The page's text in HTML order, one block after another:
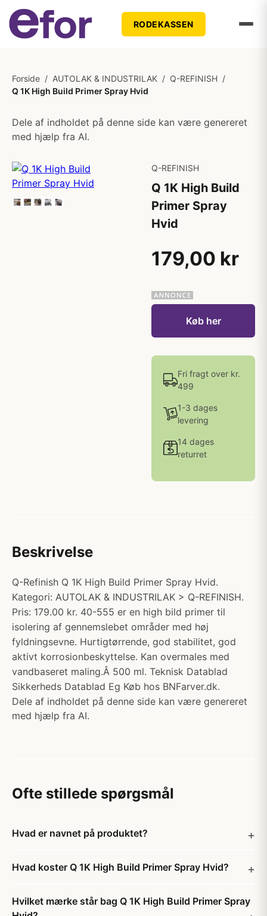
RODEKASSEN
Forside / AUTOLAK & INDUSTRILAK / Q-REFINISH /
Q 1K High Build Primer Spray Hvid
Dele af indholdet på denne side kan være genereret
med hjælp fra AI.
Q-REFINISH
Q 1K High Build
Primer Spray
Hvid
179,00 kr
Køb her
Fri fragt over kr.
499
1-3 dages
levering
14 dages
returret
Beskrivelse
Q-Refinish Q 1K High Build Primer Spray Hvid.
Kategori: AUTOLAK & INDUSTRILAK > Q-REFINISH.
Pris: 179.00 kr. 40-555 er en high bild primer til
isolering af gennemslebet områder med høj
fyldningsevne. Hurtigtørrende, god stabilitet, god
aktivt korrosionbeskyttelse. Kan overmales med
vandbaseret maling.Â 500 ml. Teknisk Datablad
Sikkerheds Datablad Eg Køb hos BNFarver.dk.
Dele af indholdet på denne side kan være genereret
med hjælp fra AI.
Ofte stillede spørgsmål
Hvad er navnet på produktet?
Hvad koster Q 1K High Build Primer Spray Hvid?
Hvilket mærke står bag Q 1K High Build Primer Spray